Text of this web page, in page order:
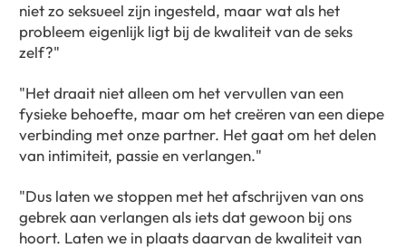
niet zo seksueel zijn ingesteld, maar wat als het
probleem eigenlijk ligt bij de kwaliteit van de seks
zelf?"
"Het draait niet alleen om het vervullen van een
fysieke behoefte, maar om het creëren van een diepe
verbinding met onze partner. Het gaat om het delen
van intimiteit, passie en verlangen."
"Dus laten we stoppen met het afschrijven van ons
gebrek aan verlangen als iets dat gewoon bij ons
hoort. Laten we in plaats daarvan de kwaliteit van